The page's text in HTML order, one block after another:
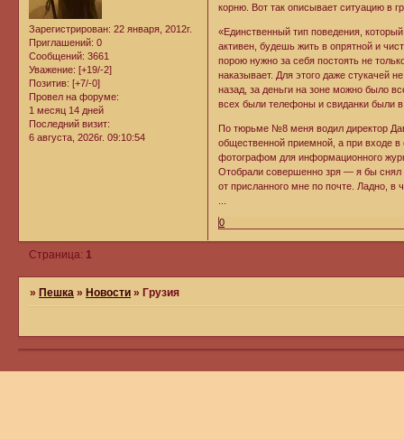
Зарегистрирован: 22 января, 2012г.
Приглашений: 0
Сообщений: 3661
Уважение: [+19/-2]
Позитив: [+7/-0]
Провел на форуме:
1 месяц 14 дней
Последний визит:
6 августа, 2026г. 09:10:54
корню. Вот так описывает ситуацию в
«Единственный тип поведения,
активен, будешь жить в опрятной и
порою нужно за себя постоять не
наказывает. Для этого даже стукачей
назад, за деньги на зоне можно было
всех были телефоны и свиданки были
По тюрьме №8 меня водил директор
общественной приемной, а при входе
фотографом для информационного
Отобрали совершенно зря — я бы снял
от присланного мне по почте. Ладно,
0
Страница: 1
»Пешка »Новости »Грузия